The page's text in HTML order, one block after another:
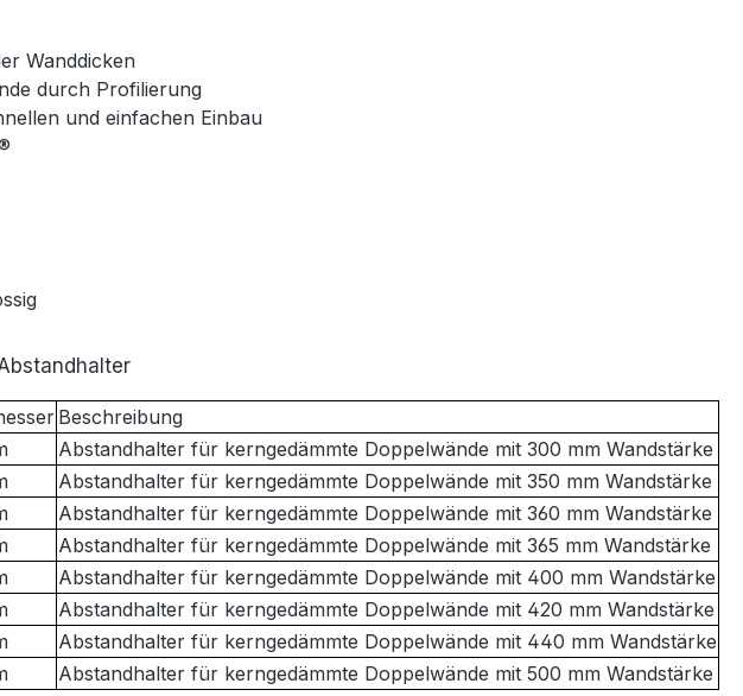
Wanddicken
durch Profilierung
und einfachen Einbau
Beschreibung
Abstandhalter für kerngedämmte Doppelwände mit 300 mm Wandstärke
Abstandhalter für kerngedämmte Doppelwände mit 350 mm Wandstärke
Abstandhalter für kerngedämmte Doppelwände mit 360 mm Wandstärke
Abstandhalter für kerngedämmte Doppelwände mit 365 mm Wandstärke
Abstandhalter für kerngedämmte Doppelwände mit 400 mm Wandstärke
Abstandhalter für kerngedämmte Doppelwände mit 420 mm Wandstärke
Abstandhalter für kerngedämmte Doppelwände mit 440 mm Wandstärke
Abstandhalter für kerngedämmte Doppelwände mit 500 mm Wandstärke